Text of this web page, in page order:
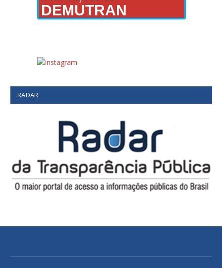
DEMUTRAN
RADAR